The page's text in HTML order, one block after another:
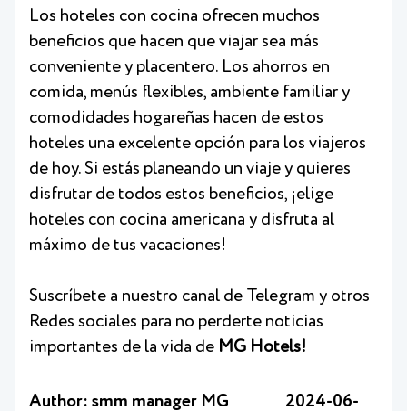
Los hoteles con cocina ofrecen muchos
beneficios que hacen que viajar sea más
conveniente y placentero. Los ahorros en
comida, menús flexibles, ambiente familiar y
comodidades hogareñas hacen de estos
hoteles una excelente opción para los viajeros
de hoy. Si estás planeando un viaje y quieres
disfrutar de todos estos beneficios, ¡elige
hoteles con cocina americana y disfruta al
máximo de tus vacaciones!
Suscríbete a nuestro canal de Telegram y otros
Redes sociales para no perderte noticias
importantes de la vida de MG Hotels!
Author: smm manager MG
2024-06-